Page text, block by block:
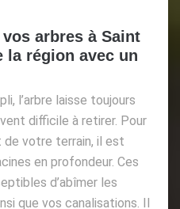
arbres à Saint
la région avec un
l’arbre laisse toujours
difficile à retirer. Pour
de votre terrain, il est
en profondeur. Ces
d’abîmer les
que vos canalisations. Il